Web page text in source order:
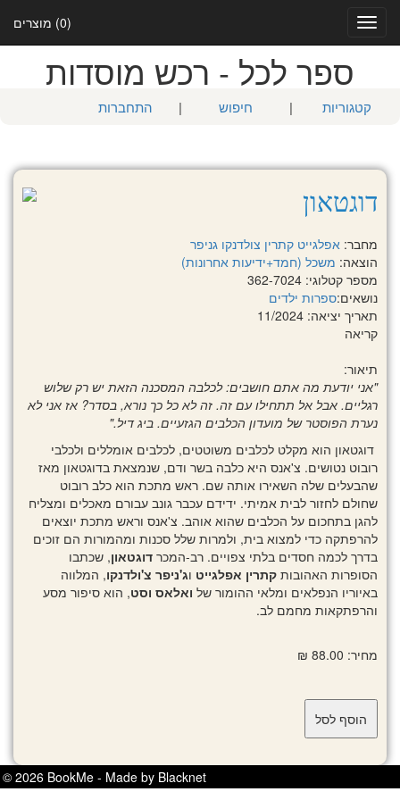
(0) מוצרים
Toggle
navigation
ספר לכל - רכש מוסדות
קטגוריות | חיפוש | התחברות
דוגטאון
מחבר: אפלגייט קתרין צולדנקו גניפר
הוצאה: משכל (חמד+ידיעות אחרונות)
מספר קטלוגי: 362-7024
נושאים:ספרות ילדים
תאריך יציאה: 11/2024
קריאה
תיאור:
"אני יודעת מה אתם חושבים: לכלבה המסכנה הזאת יש רק שלוש
רגליים. אבל אל תתחילו עם זה. זה לא כל כך נורא, בסדר? אז אני לא
נערת הפוסטר של מועדון הכלבים הגזעיים. ביג דיל."
דוגטאון הוא מקלט לכלבים משוטטים, לכלבים אומללים ולכלבי
רובוט נטושים. צ'אנס היא כלבה בשר ודם, שנמצאת בדוגטאון מאז
שהבעלים שלה השאירו אותה שם. ראש מתכת הוא כלב רובוט
שחולם לחזור לבית אמיתי. ידידם עכבר גונב עבורם מאכלים ומצליח
להגן בתחכום על הכלבים שהוא אוהב. צ'אנס וראש מתכת יוצאים
להרפתקה כדי למצוא בית, ולמרות שלל סכנות ומהמורות הם זוכים
בדרך לכמה חסדים בלתי צפויים. רב-המכר דוגטאון, שכתבו
הסופרות האהובות קתרין אפלגייט וג'ניפר צ'ולדנקו, המלווה
באיוריו הנפלאים ומלאי ההומור של ואלאס וסט, הוא סיפור מסע
והרפתקאות מחמם לב.
מחיר: 88.00 ₪
© 2026 BookMe - Made by Blacknet